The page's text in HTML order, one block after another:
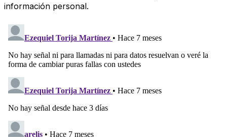
información personal.